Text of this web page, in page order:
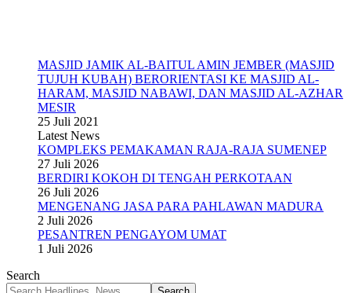
MASJID JAMIK AL-BAITUL AMIN JEMBER (MASJID
TUJUH KUBAH) BERORIENTASI KE MASJID AL-
HARAM, MASJID NABAWI, DAN MASJID AL-AZHAR
MESIR
25 Juli 2021
Latest News
KOMPLEKS PEMAKAMAN RAJA-RAJA SUMENEP
27 Juli 2026
BERDIRI KOKOH DI TENGAH PERKOTAAN
26 Juli 2026
MENGENANG JASA PARA PAHLAWAN MADURA
2 Juli 2026
PESANTREN PENGAYOM UMAT
1 Juli 2026
Search